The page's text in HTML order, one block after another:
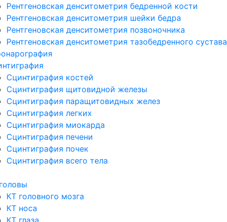
Рентгеновская денситометрия бедренной кости
Рентгеновская денситометрия шейки бедра
Рентгеновская денситометрия позвоночника
Рентгеновская денситометрия тазобедренного сустава
Сцинтиграфия костей
Сцинтиграфия щитовидной железы
Сцинтиграфия паращитовидных желез
Сцинтиграфия легких
Сцинтиграфия миокарда
Сцинтиграфия печени
Сцинтиграфия почек
Сцинтиграфия всего тела
КТ головного мозга
КТ носа
КТ глаза